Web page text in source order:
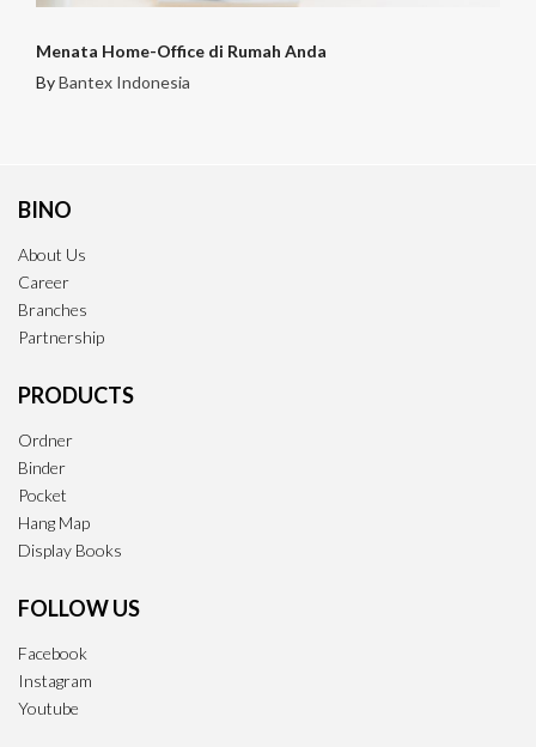
Menata Home-Office di Rumah Anda
ByBantex Indonesia
BINO
About Us
Career
Branches
Partnership
PRODUCTS
Ordner
Binder
Pocket
Hang Map
Display Books
FOLLOW US
Facebook
Instagram
Youtube